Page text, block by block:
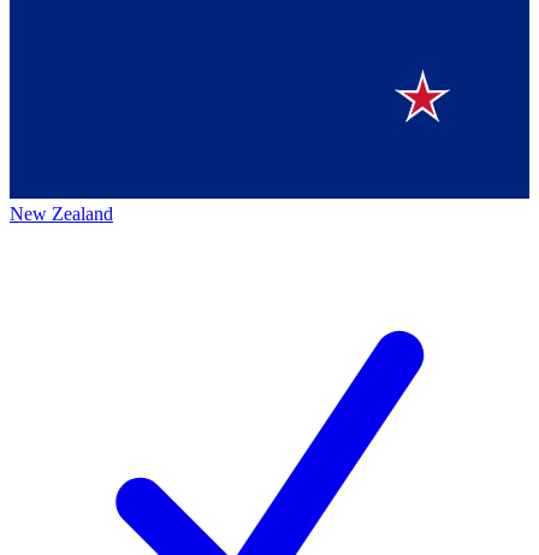
New Zealand